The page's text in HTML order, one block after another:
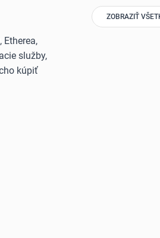
služby,
kúpiť
ZOBRAZIŤ